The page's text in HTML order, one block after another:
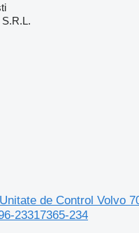
de Control Volvo
23317365-234